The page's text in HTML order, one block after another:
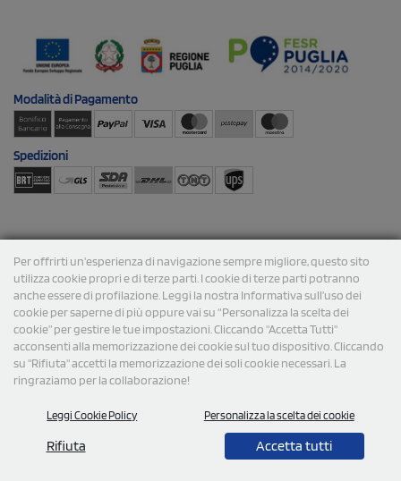
Per offrirti un'esperienza di navigazione sempre migliore, questo sito
utilizza cookie propri e di terze parti. I cookie di terze parti potranno
anche essere di profilazione. Leggi la nostra Informativa sull’uso dei
cookie per saperne di più oppure vai su “Personalizza la scelta dei
cookie” per gestire le tue impostazioni. Cliccando "Accetta Tutti"
acconsenti alla memorizzazione dei cookie sul tuo dispositivo. Cliccando
su "Rifiuta" accetti la memorizzazione dei soli cookie necessari. La
ringraziamo per la collaborazione!
Leggi Cookie Policy Personalizza la scelta dei cookie
Rifiuta Accetta tutti
Modalità diPagamento
Spedizioni
© 2026 StampaSi s.r.l. TUTTI I DIRITTI SONO RISERVATI -
P.Iva/C.F. 09734470967 - N° Rea MI-2110632